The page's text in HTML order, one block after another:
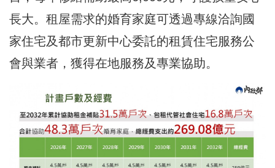
長大。租屋需求的婚育家庭可透過專線洽詢國
家住宅及都市更新中心委託的租賃住宅服務公
會與業者，獲得在地服務及專業協助。